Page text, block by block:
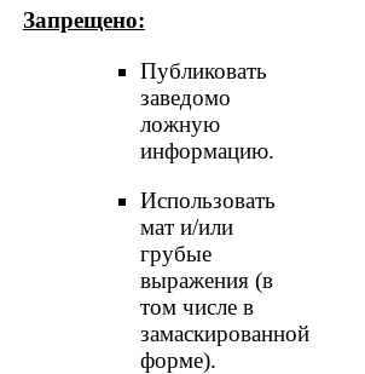
Запрещено:
Публиковать
заведомо
ложнyю
инфоpмацию.
Использовать
мат и/или
грубые
выражения (в
том числе в
замаскированной
форме).